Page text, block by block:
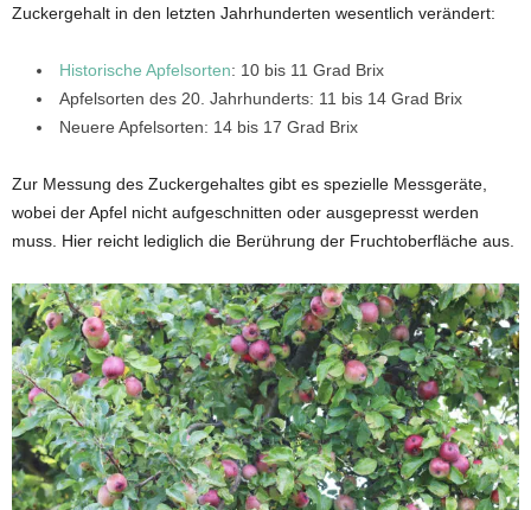
Zuckergehalt in den letzten Jahrhunderten wesentlich verändert:
Historische Apfelsorten: 10 bis 11 Grad Brix
Apfelsorten des 20. Jahrhunderts: 11 bis 14 Grad Brix
Neuere Apfelsorten: 14 bis 17 Grad Brix
Zur Messung des Zuckergehaltes gibt es spezielle Messgeräte,
wobei der Apfel nicht aufgeschnitten oder ausgepresst werden
muss. Hier reicht lediglich die Berührung der Fruchtoberfläche aus.